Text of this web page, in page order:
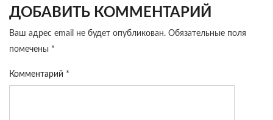
ДОБАВИТЬ КОММЕНТАРИЙ
Ваш адрес email не будет опубликован. Обязательные поля
помечены *
Комментарий *